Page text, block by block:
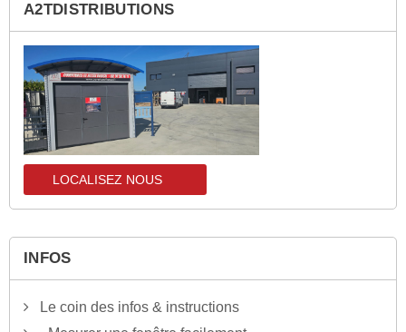
A2TDISTRIBUTIONS
LOCALISEZ NOUS
INFOS
Le coin des infos & instructions